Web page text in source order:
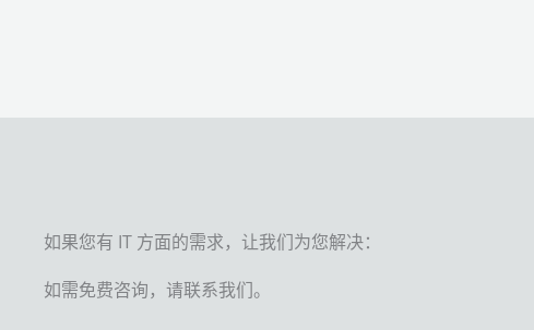
如果您有 IT 方面的需求，让我们为您解决：
如需免费咨询，请联系我们。